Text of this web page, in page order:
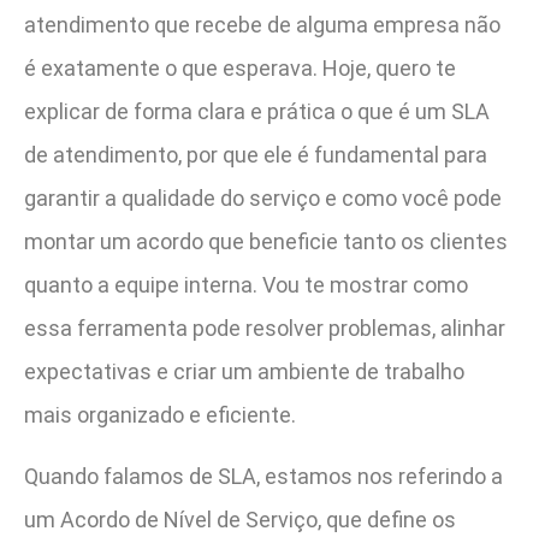
atendimento que recebe de alguma empresa não
é exatamente o que esperava. Hoje, quero te
explicar de forma clara e prática o que é um SLA
de atendimento, por que ele é fundamental para
garantir a qualidade do serviço e como você pode
montar um acordo que beneficie tanto os clientes
quanto a equipe interna. Vou te mostrar como
essa ferramenta pode resolver problemas, alinhar
expectativas e criar um ambiente de trabalho
mais organizado e eficiente.
Quando falamos de SLA, estamos nos referindo a
um Acordo de Nível de Serviço, que define os